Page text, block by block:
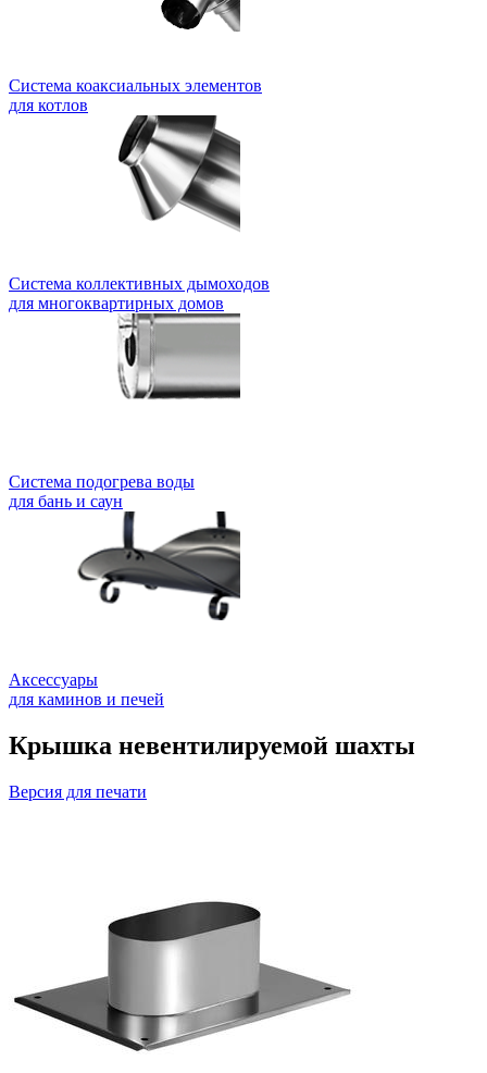
Система коаксиальных элементов
для котлов
Система коллективных дымоходов
для многоквартирных домов
Система подогрева воды
для бань и саун
Аксессуары
для каминов и печей
Крышка невентилируемой шахты
Версия для печати